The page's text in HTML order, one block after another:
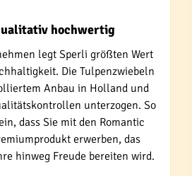
hochwertig
legt Sperli größten Wert
Die Tulpenzwiebeln
Anbau in Holland und
unterzogen. So
dass Sie mit den Romantic
erwerben, das
hinweg Freude bereiten wird.